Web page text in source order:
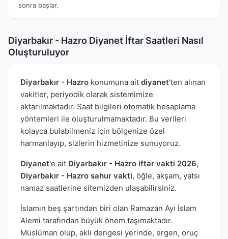
sonra başlar.
Diyarbakır - Hazro Diyanet İftar Saatleri Nasıl
Oluşturuluyor
Diyarbakır - Hazro konumuna ait diyanet'ten alınan
vakitler, periyodik olarak sistemimize
aktarılmaktadır. Saat bilgileri otomatik hesaplama
yöntemleri ile oluşturulmamaktadır. Bu verileri
kolayca bulabilmeniz için bölgenize özel
harmanlayıp, sizlerin hizmetinize sunuyoruz.
Diyanet'e ait Diyarbakır - Hazro iftar vakti 2026,
Diyarbakır - Hazro sahur vakti, öğle, akşam, yatsı
namaz saatlerine sitemizden ulaşabilirsiniz.
İslamın beş şartından biri olan Ramazan Ayı İslam
Alemi tarafından büyük önem taşımaktadır.
Müslüman olup, akli dengesi yerinde, ergen, oruç